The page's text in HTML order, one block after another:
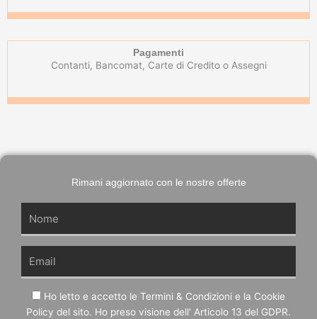
Pagamenti
Contanti, Bancomat, Carte di Credito o Assegni
Rimani aggiornato con le nostre offerte
GDPRHo letto e accetto le Termini & Condizioni e la Cookie
Policy del sito. Ho preso visione dell' Articolo 13 del GDPR.